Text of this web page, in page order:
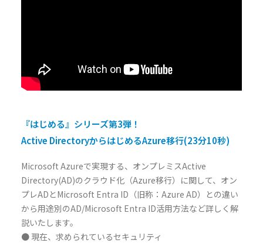
『はじめる』シリーズ第3弾！
Active DirectoryからはじめるAzure移行(23分10秒)
Microsoft Azureで実現する、オンプレミスActive
Directory(AD)のクラウド化（Azure移行）に関して、オン
プレADとMicrosoft Entra ID（旧称：Azure AD）との違い
から用途別のAD/Microsoft Entra ID活用方法など詳しく解
説いたします。
● 現在、求められているセキュリティ